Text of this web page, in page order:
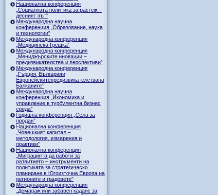
Национална конференция
„Социалната политика за растеж –
десният път”
Международна научна
конференция „Образование, наука
и технологии”
Международна конференция
„Медицинска Грешка”
Международна конференция
„Мениджърските иновации –
предизвикателства и перспективи”
Международна конференция
„Гърция, Българияи
Европейскитепредизвикателствана
Балканите”
Международна научна
конференция „Икономика и
управление в турбулентна бизнес
среда”
Годишна конференция „Селa за
продан”
Национална конференция
„Човешкият капитал –
методология, измерения и
практики”
Национална конференция
„Миграцията да работи за
развитието – инструменти на
политиката за стратегическо
планиране в Югоизточна Европа на
регионите и градовете”
Международна конференция
„Демараж или забавен каданс за